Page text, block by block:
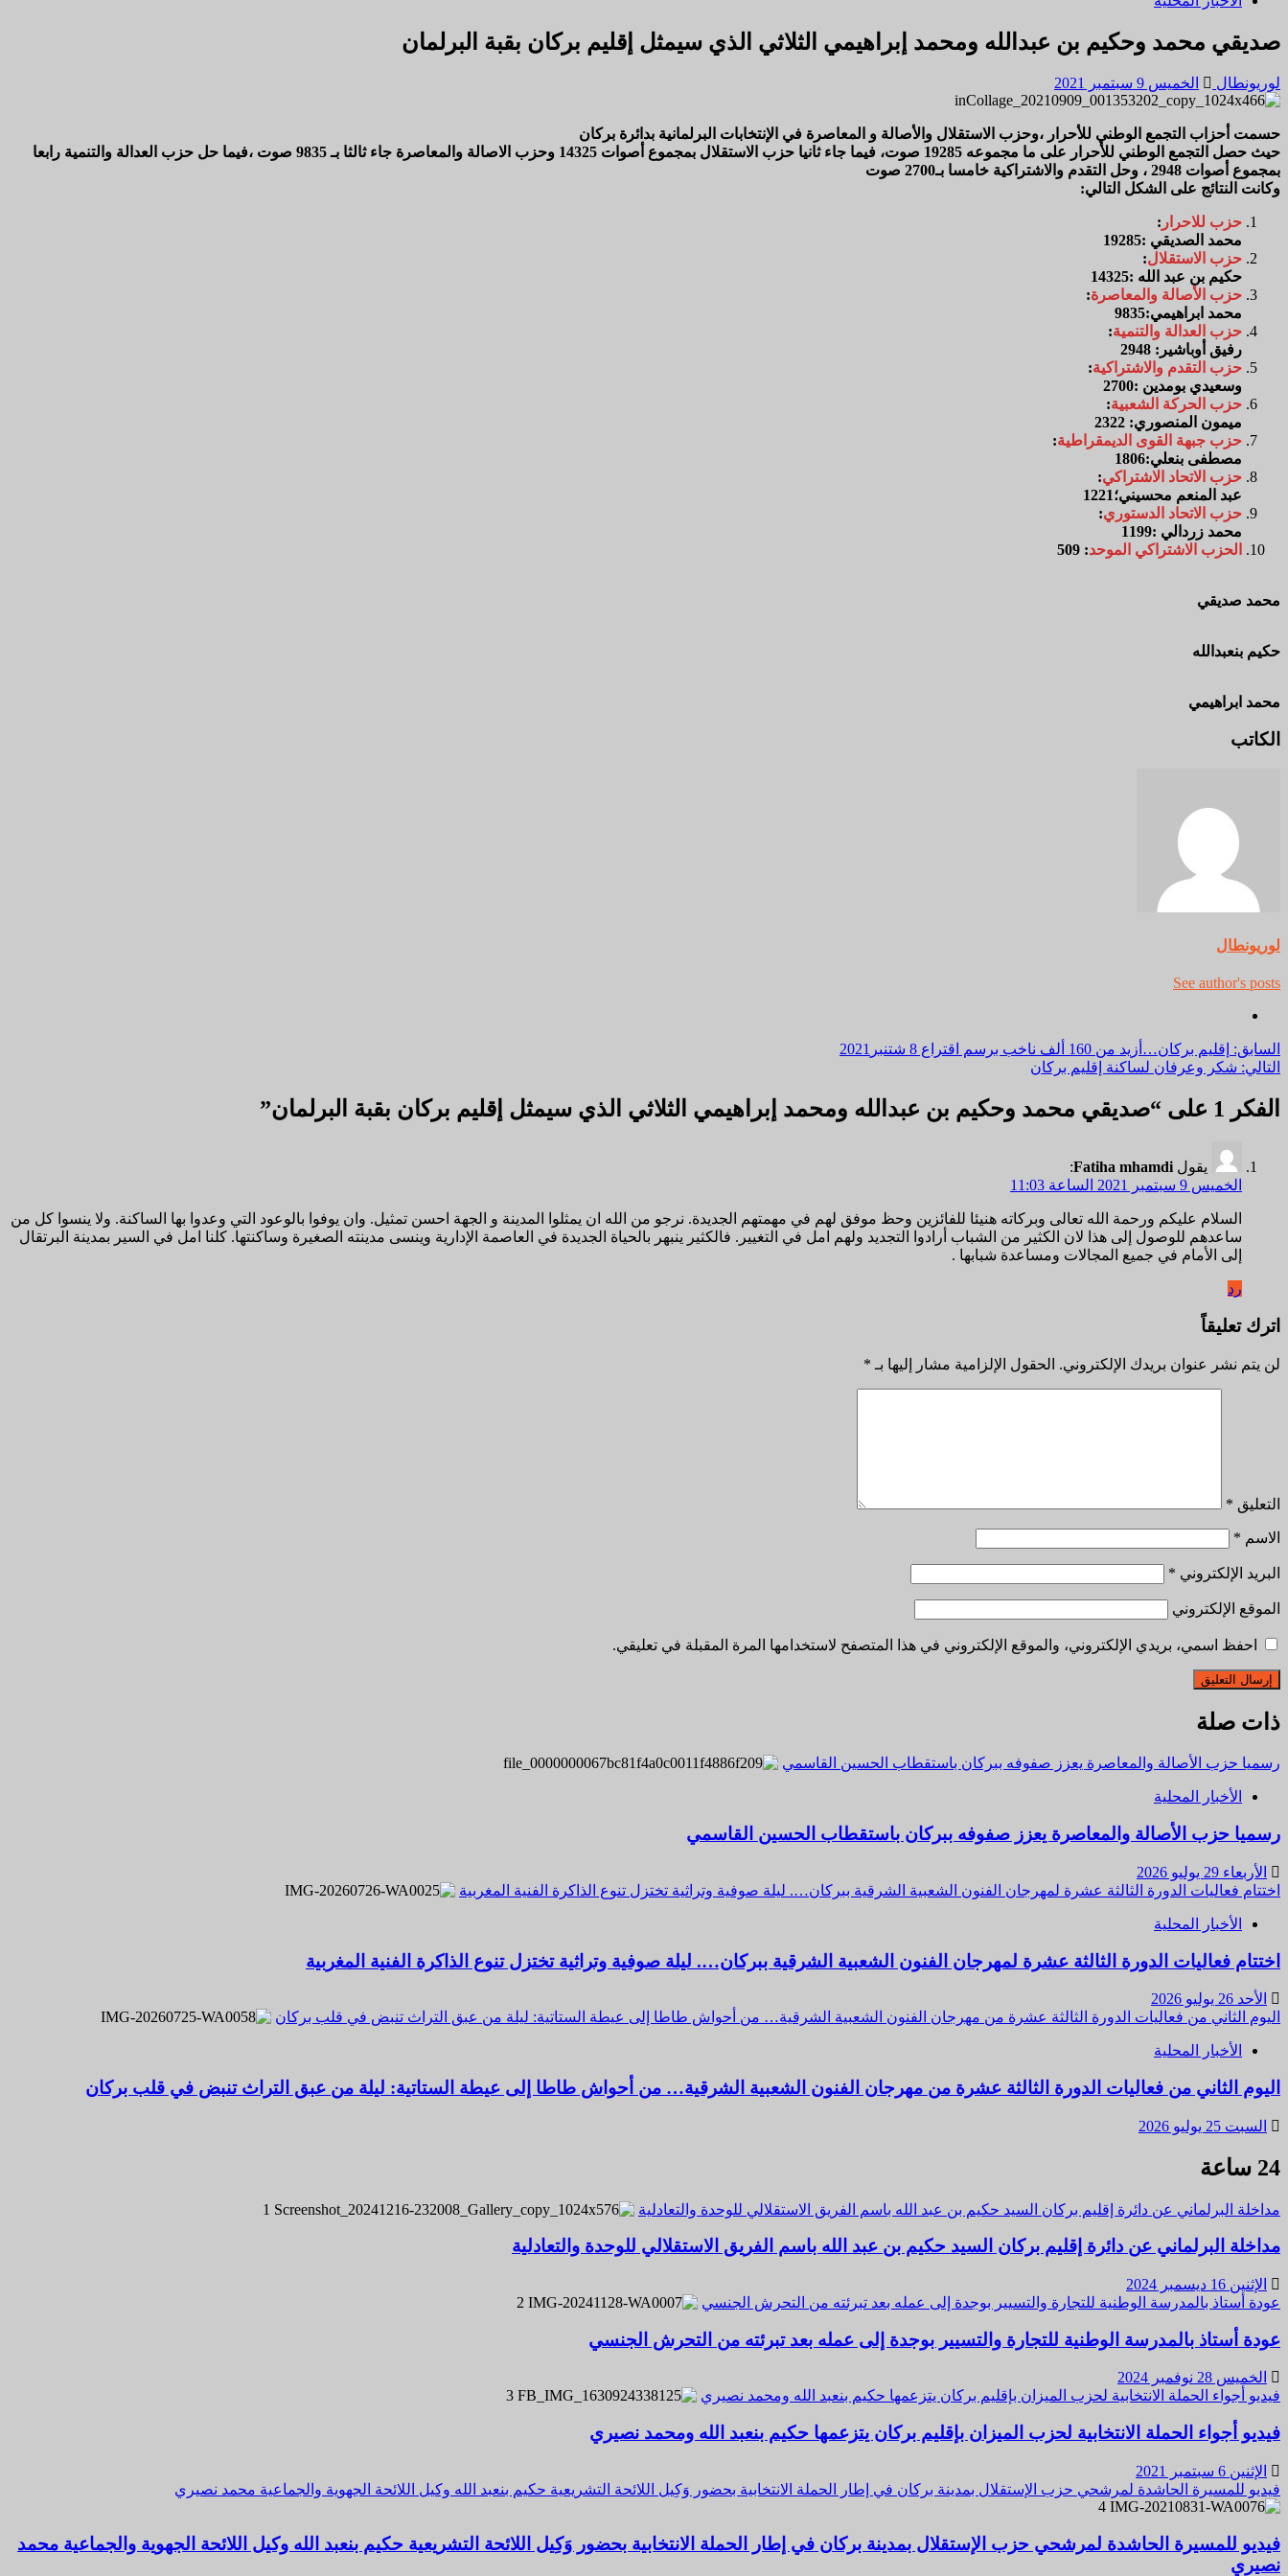
صديقي محمد وحكيم بن عبدالله ومحمد إبراهيمي الثلاثي الذي سيمثل إقليم بركان بقبة البرلمان
لوريونطال الخميس 9 سبتمبر 2021
حسمت أحزاب التجمع الوطني للأحرار ،وحزب الاستقلال والأصالة و المعاصرة في الإنتخابات البرلمانية بدائرة بركان
حيث حصل التجمع الوطني للأحرار على ما مجموعه 19285 صوت، فيما جاء ثانيا حزب الاستقلال بمجموع أصوات 14325 وحزب الاصالة والمعاصرة جاء ثالثا بـ 9835 صوت ،فيما حل حزب العدالة والتنمية رابعا
بمجموع أصوات 2948 ، وحل التقدم والاشتراكية خامسا بـ2700 صوت
وكانت النتائج على الشكل التالي:
حزب للاحرار :
محمد الصديقي :19285
حزب الاستقلال:
حكيم بن عبد الله :14325
حزب الأصالة والمعاصرة:
محمد ابراهيمي:9835
حزب العدالة والتنمية:
رفيق أوباشير: 2948
حزب التقدم والاشتراكية:
وسعيدي بومدين :2700
حزب الحركة الشعبية:
ميمون المنصوري: 2322
حزب جبهة القوى الديمقراطية:
مصطفى بنعلي:1806
حزب الاتحاد الاشتراكي:
عبد المنعم محسيني؛1221
حزب الاتحاد الدستوري:
محمد زردالي :1199
الحزب الاشتراكي الموحد: 509
محمد صديقي
حكيم بنعبدالله
محمد ابراهيمي
الكاتب
لوريونطال
See author's posts
مواصلة
القراءة
السابق: إقليم بركان…أزيد من 160 ألف ناخب برسم اقتراع 8 شتنبر2021
التالي: شكر وعرفان لساكنة إقليم بركان
الفكر 1 على “ صديقي محمد وحكيم بن عبدالله ومحمد إبراهيمي الثلاثي الذي سيمثل إقليم بركان بقبة البرلمان”
يقول Fatiha mhamdi
:
الخميس 9 سبتمبر 2021 الساعة 11:03
السلام عليكم ورحمة الله تعالى وبركاته هنيئا للفائزين وحظ موفق لهم في مهمتهم الجديدة. نرجو من الله ان يمثلوا المدينة و الجهة احسن تمثيل. وان يوفوا بالوعود التي وعدوا بها الساكنة. ولا ينسوا كل من
ساعدهم للوصول إلى هذا لان الكثير من الشباب أرادوا التجديد ولهم امل في التغيير. فالكثير ينبهر بالحياة الجديدة في العاصمة الإدارية وينسى مدينته الصغيرة وساكنتها. كلنا امل في السير بمدينة البرتقال
إلى الأمام في جميع المجالات ومساعدة شبابها .
رد
اترك تعليقاً
لن يتم نشر عنوان بريدك الإلكتروني. الحقول الإلزامية مشار إليها بـ *
التعليق *
الاسم *
البريد الإلكتروني *
الموقع الإلكتروني
احفظ اسمي، بريدي الإلكتروني، والموقع الإلكتروني في هذا المتصفح لاستخدامها المرة المقبلة في تعليقي.
ذات صلة
رسميا حزب الأصالة والمعاصرة يعزز صفوفه ببركان باستقطاب الحسين القاسمي
الأخبار المحلية
رسميا حزب الأصالة والمعاصرة يعزز صفوفه ببركان باستقطاب الحسين القاسمي
الأربعاء 29 يوليو 2026
اختتام فعاليات الدورة الثالثة عشرة لمهرجان الفنون الشعبية الشرقية ببركان…. ليلة صوفية وتراثية تختزل تنوع الذاكرة الفنية المغربية
الأخبار المحلية
اختتام فعاليات الدورة الثالثة عشرة لمهرجان الفنون الشعبية الشرقية ببركان…. ليلة صوفية وتراثية تختزل تنوع الذاكرة الفنية المغربية
الأحد 26 يوليو 2026
اليوم الثاني من فعاليات الدورة الثالثة عشرة من مهرجان الفنون الشعبية الشرقية… من أحواش طاطا إلى عيطة الستاتية: ليلة من عبق التراث تنبض في قلب بركان
الأخبار المحلية
اليوم الثاني من فعاليات الدورة الثالثة عشرة من مهرجان الفنون الشعبية الشرقية… من أحواش طاطا إلى عيطة الستاتية: ليلة من عبق التراث تنبض في قلب بركان
السبت 25 يوليو 2026
24 ساعة
مداخلة البرلماني عن دائرة إقليم بركان السيد حكيم بن عبد الله باسم الفريق الاستقلالي للوحدة والتعادلية 1
مداخلة البرلماني عن دائرة إقليم بركان السيد حكيم بن عبد الله باسم الفريق الاستقلالي للوحدة والتعادلية
الإثنين 16 ديسمبر 2024
عودة أستاذ بالمدرسة الوطنية للتجارة والتسيير بوجدة إلى عمله بعد تبرئته من التحرش الجنسي
2
عودة أستاذ بالمدرسة الوطنية للتجارة والتسيير بوجدة إلى عمله بعد تبرئته من التحرش الجنسي
الخميس 28 نوفمبر 2024
فيديو أجواء الحملة الانتخابية لحزب الميزان بإقليم بركان يتزعمها حكيم بنعبد الله ومحمد نصيري
3
فيديو أجواء الحملة الانتخابية لحزب الميزان بإقليم بركان يتزعمها حكيم بنعبد الله ومحمد نصيري
الإثنين 6 سبتمبر 2021
فيديو للمسيرة الحاشدة لمرشحي حزب الإستقلال بمدينة بركان في إطار الحملة الانتخابية بحضور وَكِيل اللائحة التشريعية حكيم بنعبد الله وكيل اللائحة الجهوية والجماعية محمد نصيري
4
فيديو للمسيرة الحاشدة لمرشحي حزب الإستقلال بمدينة بركان في إطار الحملة الانتخابية بحضور وَكِيل اللائحة التشريعية حكيم بنعبد الله وكيل اللائحة الجهوية والجماعية محمد
نصيري